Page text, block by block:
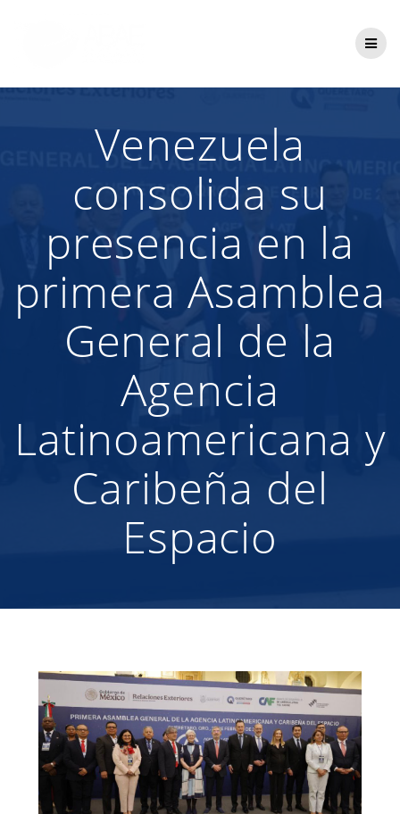
Venezuela
consolida su
presencia en la
primera Asamblea
General de la
Agencia
Latinoamericana y
Caribeña del
Espacio